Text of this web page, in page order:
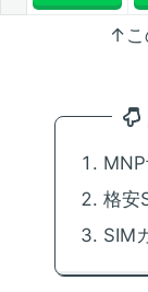
↑こ
格安
SIM